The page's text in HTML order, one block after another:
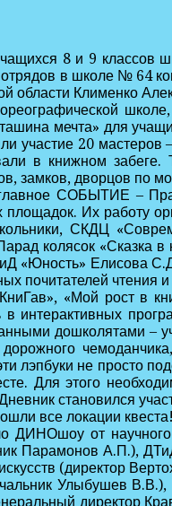
8 и 9
в школе № 64
области Клименко
мечта» для
участие 20
в книжном
замков, дворцов по
СОБЫТИЕ –
площадок. Их
СКДЦ
колясок
«Юность» Елисова
почитателей чтения и
«Мой рост в
интерактивных
дошколятами
не просто
Для этого
становился
все локации квеста!
ДИНОшоу от
Парамонов А.П.),
(директор
Улыбушев
директор